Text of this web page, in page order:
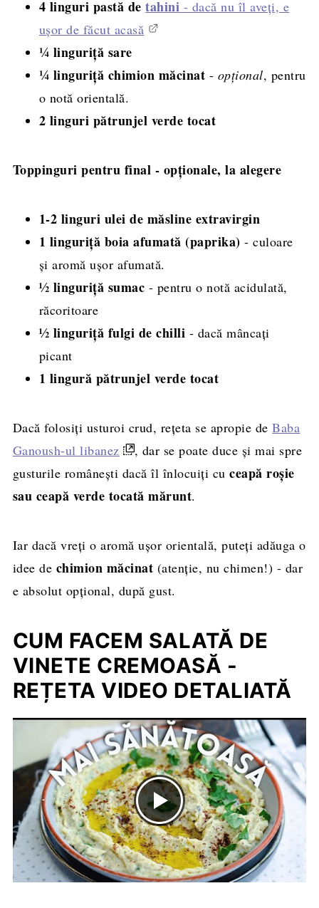
4 linguri pastă detahini - dacă nu îl aveți, e
ușor de făcut acasă
¼ linguriță sare
¼ linguriță chimion măcinat - opțional, pentru
o notă orientală.
2 linguri pătrunjel verde tocat
Toppinguri pentru final - opționale, la alegere
1-2 linguri ulei de măsline extravirgin
1 linguriță boia afumată (paprika) - culoare
și aromă ușor afumată.
½ linguriță sumac - pentru o notă acidulată,
răcoritoare
½ linguriță fulgi de chilli - dacă mâncați
picant
1 lingură pătrunjel verde tocat
Dacă folosiți usturoi crud, rețeta se apropie deBaba
Ganoush-ul libanez
, dar se poate duce și mai spre
gusturile românești dacă îl înlocuiți cuceapă roșie
sau ceapă verde tocată mărunt.
Iar dacă vreți o aromă ușor orientală, puteți adăuga o
idee de chimion măcinat (atenție, nu chimen!) - dar
e absolut opțional, după gust.
CUM FACEM SALATĂ DE
VINETE CREMOASĂ -
REȚETA VIDEO DETALIATĂ